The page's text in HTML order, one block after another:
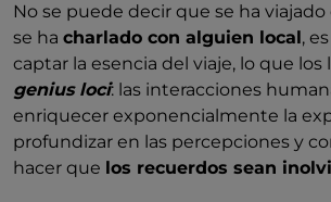
No se puede decir que se ha
se ha charlado con alguien local ,
captar la esencia del viaje, lo que
genius loci: las interacciones
enriquecer exponencialmente la
profundizar en las percepciones y
hacer que los recuerdos sean